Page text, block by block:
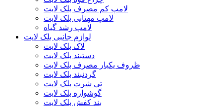
لامپ کم مصرف بلک لایت
لامپ مهتابی بلک لایت
لامپ رشد گیاه
لوازم جانبی بلک لایت
لاک بلک لایت
دستبند بلک لایت
ظروف یکبار مصرف بلک لایت
گردنبند بلک لایت
تی شرت بلک لایت
گوشواره بلک لایت
بند کفش بلک لایت